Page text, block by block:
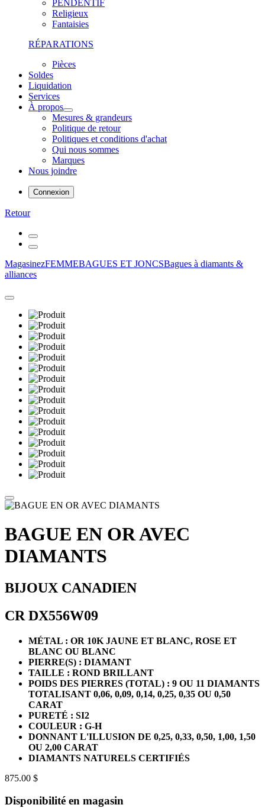
PENDENTIF
Religieux
Fantaisies
RÉPARATIONS
Pièces
Soldes
Liquidation
Services
À propos
Mesures & grandeurs
Politique de retour
Politiques et conditions d'achat
Qui nous sommes
Marques
Nous joindre
Connexion
Retour
MagasinezFEMMEBAGUES ET JONCSBagues à diamants &
alliances
BAGUE EN OR AVEC
DIAMANTS
BIJOUX CANADIEN
CR DX556W09
MÉTAL : OR 10K JAUNE ET BLANC, ROSE ET
BLANC OU BLANC
PIERRE(S) : DIAMANT
TAILLE : ROND BRILLANT
POIDS DES PIERRES (TOTAL) : 9 OU 11 DIAMANTS
TOTALISANT 0,06, 0,09, 0,14, 0,25, 0,35 OU 0,50
CARAT
PURETÉ : SI2
COULEUR : G-H
DONNANT L'ILLUSION DE 0,25, 0,33, 0,50, 1,00, 1,50
OU 2,00 CARAT
DIAMANTS NATURELS CERTIFIÉS
875.00 $
Disponibilité en magasin